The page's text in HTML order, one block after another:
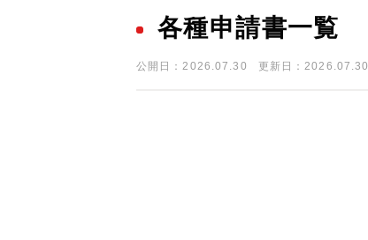
各種申請書一覧
公開日：2026.07.30 更新日：2026.07.30